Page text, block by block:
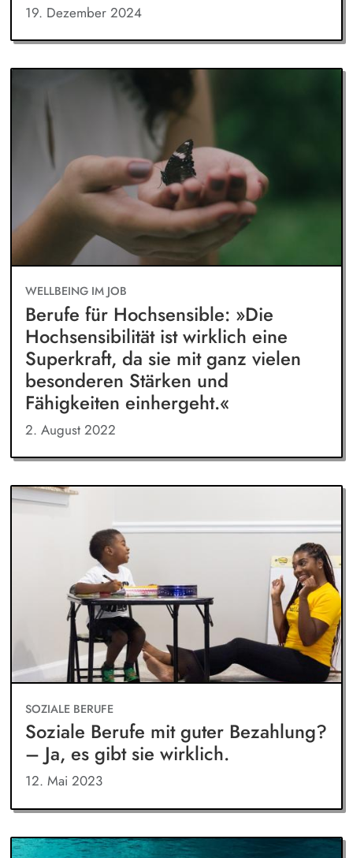
19. Dezember 2024
WELLBEING IM JOB
Berufe für Hochsensible: »Die
Hochsensibilität ist wirklich eine
Superkraft, da sie mit ganz vielen
besonderen Stärken und
Fähigkeiten einhergeht.«
2. August 2022
SOZIALE BERUFE
Soziale Berufe mit guter Bezahlung?
– Ja, es gibt sie wirklich.
12. Mai 2023